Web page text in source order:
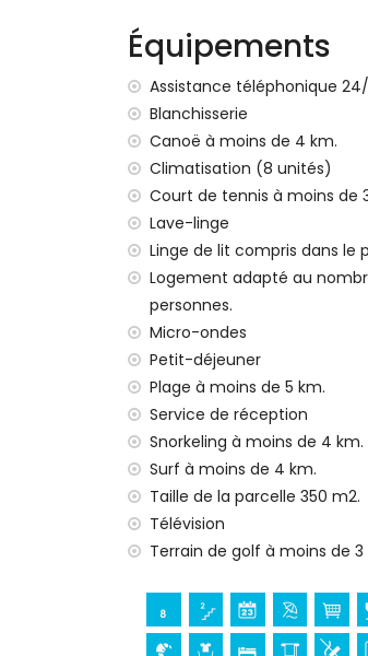
port le plus proche :
aéroport le plus proche
deuxième aéroport le
transports publics à
interdiction de fumer
animaux de compagnie
Équipements et services
internet (WiFi)
aspirateur et fer à
linge de lit et serviettes
service de réception,
Équipements et services en
petit-déjeuner
service de blanchisserie
chauffage central et
chauffage de la piscine
lit pour enfants/berceau
Loisirs et activités pour vos
bar et promenade (à
kilomètres de la maison)
Sites et culture à Altea,
Équipements
Assistance téléphonique
Blanchisserie
Canoë à moins de 4 km.
Climatisation (8 unités)
Court de tennis à moins de
Lave-linge
Linge de lit compris dans le
Logement adapté au
personnes.
Micro-ondes
Petit-déjeuner
Plage à moins de 5 km.
Service de réception
Snorkeling à moins de 4 km.
Surf à moins de 4 km.
Taille de la parcelle 350 m2.
Télévision
Terrain de golf à moins de 3